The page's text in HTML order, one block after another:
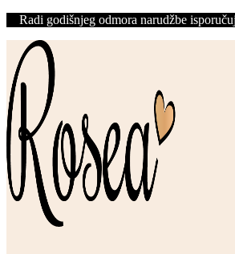
Radi godišnjeg odmora narudžbe